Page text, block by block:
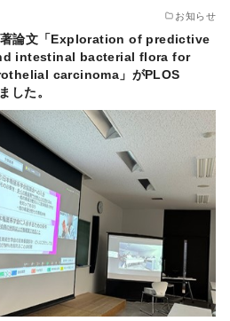
お知らせ
著論文「Exploration of predictive
intestinal bacterial flora for
carcinoma」がPLOS
した。